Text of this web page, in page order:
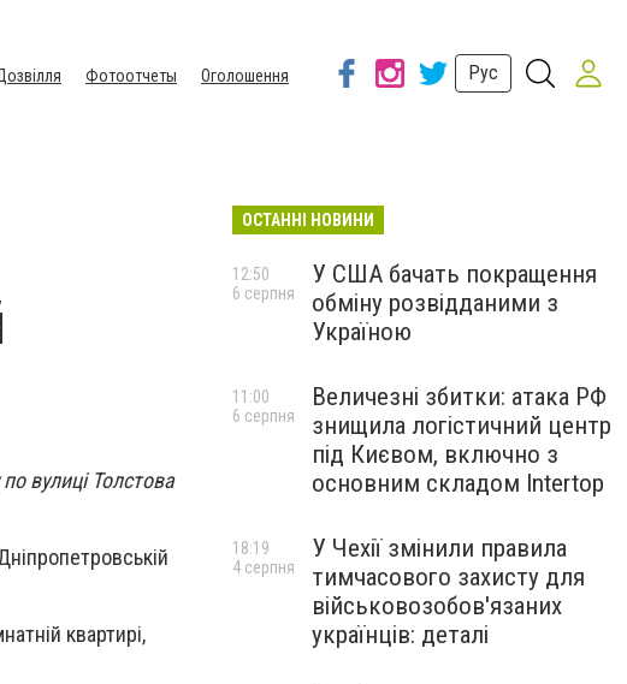
Фотоотчеты
Оголошення
Рус
вулиці Толстова
квартирі,
ОСТАННІ НОВИНИ
У США бачать покращення
обміну розвідданими з
Україною
12:50
6 серпня
Величезні збитки: атака РФ
знищила логістичний центр
під Києвом, включно з
основним складом Intertop
11:00
6 серпня
У Чехії змінили правила
тимчасового захисту для
військовозобов'язаних
українців: деталі
18:19
4 серпня